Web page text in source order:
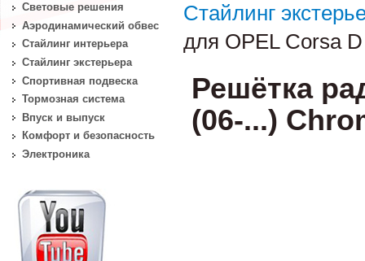
Стайлинг
для OPEL Corsa
Решётка
(06-...)
Световые решения
Аэродинамический обвес
Стайлинг интерьера
Стайлинг экстерьера
Спортивная подвеска
Тормозная система
Впуск и выпуск
Комфорт и безопасность
Электроника